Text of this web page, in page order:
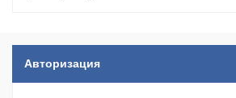
Авторизация